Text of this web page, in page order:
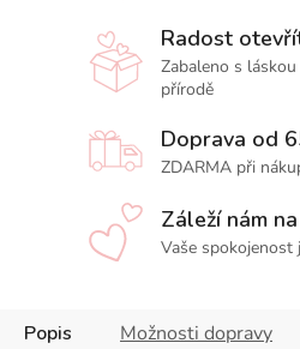
Radost
Zabaleno s
přírodě
Doprava od
ZDARMA při
Záleží nám
Vaše
Popis Možnosti dopravy